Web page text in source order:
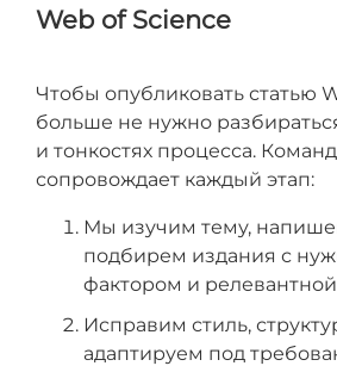
Web of Science
Чтобы опубликовать статью
больше не нужно
и тонкостях процесса.
сопровождает каждый этап:
Мы изучим тему,
подбирем издания с
фактором и
Исправим стиль,
адаптируем под